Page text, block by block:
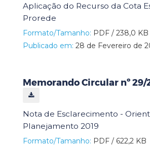
Aplicação do Recurso da Cota
Prorede
Formato/Tamanho: PDF / 238,0 KB
Publicado em: 28 de Fevereiro de
Memorando Circular nº 29/
Nota de Esclarecimento -
Planejamento 2019
Formato/Tamanho: PDF / 622,2 KB